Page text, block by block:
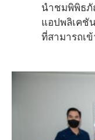
นำชมพิพิธภั
แอปพลิเคชั
ที่สามารถเ